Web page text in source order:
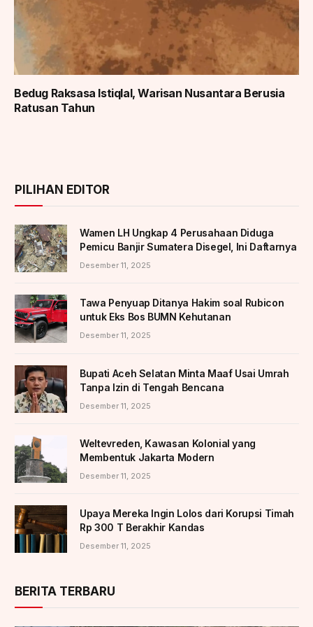
Bedug Raksasa Istiqlal, Warisan Nusantara Berusia
Ratusan Tahun
PILIHAN EDITOR
Wamen LH Ungkap 4 Perusahaan Diduga
Pemicu Banjir Sumatera Disegel, Ini Daftarnya
Desember 11, 2025
Tawa Penyuap Ditanya Hakim soal Rubicon
untuk Eks Bos BUMN Kehutanan
Desember 11, 2025
Bupati Aceh Selatan Minta Maaf Usai Umrah
Tanpa Izin di Tengah Bencana
Desember 11, 2025
Weltevreden, Kawasan Kolonial yang
Membentuk Jakarta Modern
Desember 11, 2025
Upaya Mereka Ingin Lolos dari Korupsi Timah
Rp 300 T Berakhir Kandas
Desember 11, 2025
BERITA TERBARU